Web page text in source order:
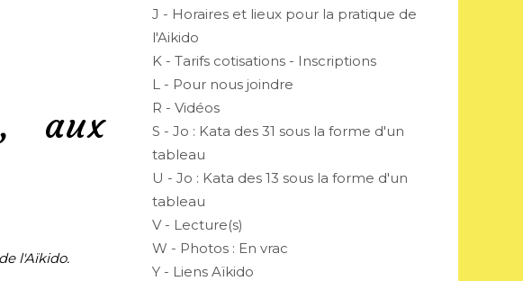
aux
l'Aïkido.
J - Horaires et lieux pour la pratique de
l'Aikido
K - Tarifs cotisations - Inscriptions
L - Pour nous joindre
R - Vidéos
S - Jo : Kata des 31 sous la forme d'un
tableau
U - Jo : Kata des 13 sous la forme d'un
tableau
V - Lecture(s)
W - Photos : En vrac
Y - Liens Aïkido